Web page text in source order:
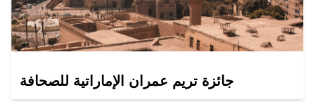
جائزة تريم عمران الإماراتية للصحافة